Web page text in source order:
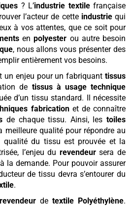
? L’industrie textilefrançaise
l’acteur de cette industrie qui
à vos attentes, que ce soit pour
enpolyester ou autre besoin
, nous allons vous présenter des
entièrement vos besoins.
un enjeu pour un fabriquanttissus
de tissus à usage technique
d’un tissu standard. Il nécessite
fabricationet de connaître
de chaque tissu. Ainsi, les toiles
meilleure qualité pour répondre au
du tissu est prouvée et la
l’enjeu du revendeursera de
la demande. Pour pouvoir assurer
de tissu devra s’entourer du
.
revendeur detextile Polyéthylène.